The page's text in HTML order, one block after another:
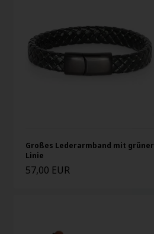
Großes Lederarmband mit grüner
Linie
57,00 EUR